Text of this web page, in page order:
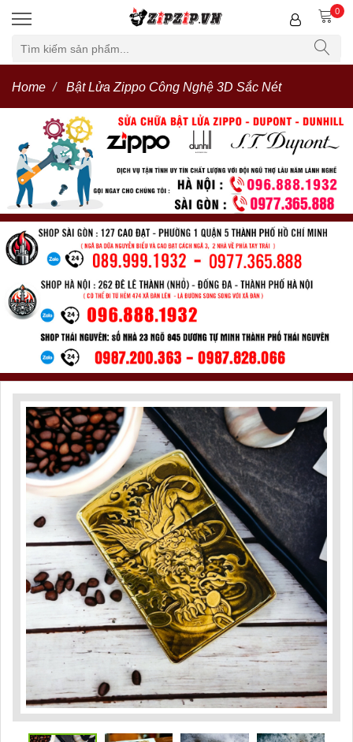
0
Home Bật Lửa Zippo Công Nghệ 3D Sắc Nét